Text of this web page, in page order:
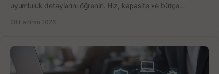
uyumluluk detaylarını öğrenin. Hız, kapasite ve bütçe
28 Haziran 2026